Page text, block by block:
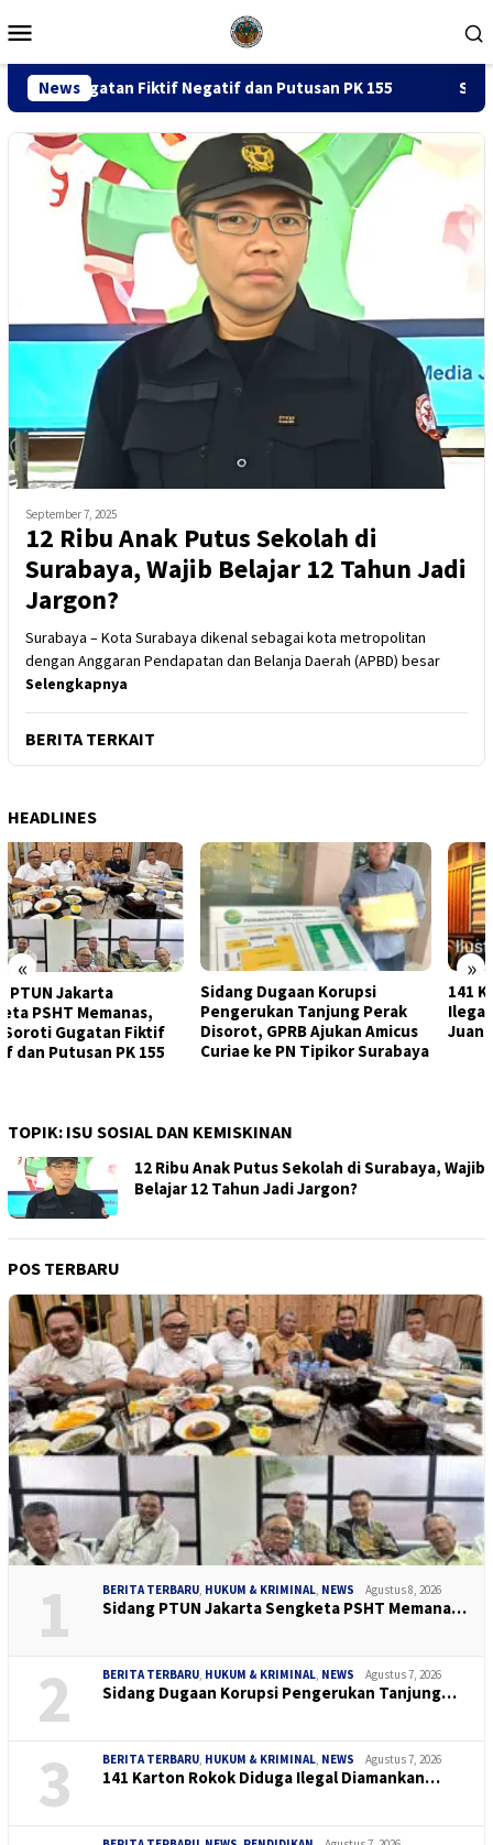
ke
Mobile
News
Negatif dan Putusan PK 155 Sidang Dugaan Korupsi
September 7, 2025
12 Ribu Anak Putus Sekolah di
Surabaya, Wajib Belajar 12 Tahun Jadi
Jargon?
Surabaya – Kota Surabaya dikenal sebagai kota metropolitan
dengan Anggaran Pendapatan dan Belanja Daerah (APBD) besar
Selengkapnya
BERITA TERKAIT
HEADLINES
« »
Sidang Dugaan Korupsi
Pengerukan Tanjung Perak
Disorot, GPRB Ajukan Amicus
Curiae ke PN Tipikor Surabaya
141 Karton Rokok Diduga
Ilegal Diamankan Bea Cukai
Juanda, Dua Sopir Dilepas
TOPIK: ISU SOSIAL DAN KEMISKINAN
12 Ribu Anak Putus Sekolah di Surabaya, Wajib
Belajar 12 Tahun Jadi Jargon?
POS TERBARU
1 BERITA TERBARU, HUKUM & KRIMINAL, NEWS Agustus 8, 2026
Sidang PTUN Jakarta Sengketa PSHT Memana…
2 BERITA TERBARU, HUKUM & KRIMINAL, NEWS Agustus 7, 2026
Sidang Dugaan Korupsi Pengerukan Tanjung…
3 BERITA TERBARU, HUKUM & KRIMINAL, NEWS Agustus 7, 2026
141 Karton Rokok Diduga Ilegal Diamankan…